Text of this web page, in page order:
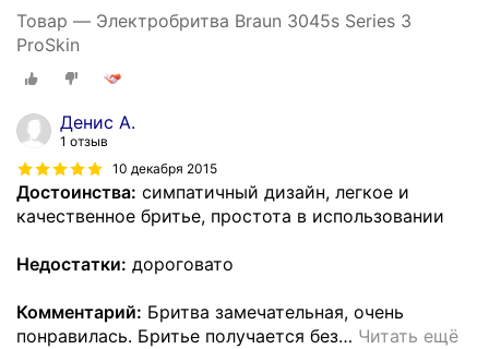
Товар — Электробритва Braun 3045s Series 3
ProSkin
Денис А.
1 отзыв
10 декабря 2015
Достоинства: симпатичный дизайн, легкое и
качественное бритье, простота в использовании
Недостатки: дороговато
Комментарий: Бритва замечательная, очень
понравилась. Бритье получается без… Читать ещё